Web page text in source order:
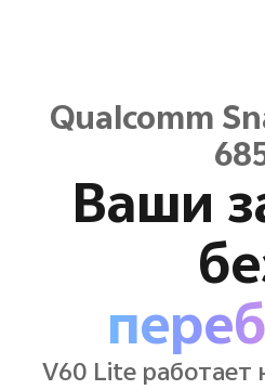
Qualcomm
Ваши
V60 Lite работает